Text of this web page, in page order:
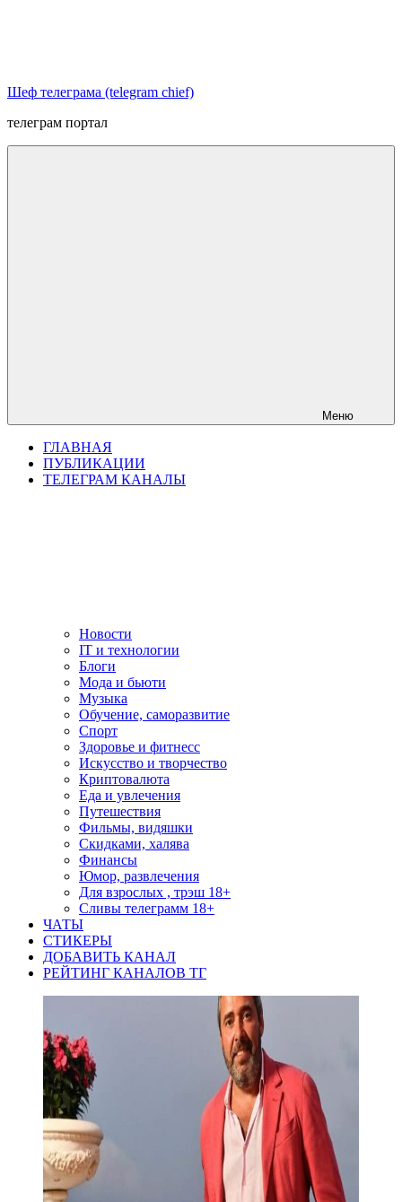
Шеф телеграма (telegram chief)
телеграм портал
Меню
ГЛАВНАЯ
ПУБЛИКАЦИИ
ТЕЛЕГРАМ КАНАЛЫ
Новости
IT и технологии
Блоги
Мода и бьюти
Музыка
Обучение, саморазвитие
Спорт
Здоровье и фитнесс
Искусство и творчество
Криптовалюта
Еда и увлечения
Путешествия
Фильмы, видяшки
Скидками, халява
Финансы
Юмор, развлечения
Для взрослых , трэш 18+
Сливы телеграмм 18+
ЧАТЫ
СТИКЕРЫ
ДОБАВИТЬ КАНАЛ
РЕЙТИНГ КАНАЛОВ ТГ